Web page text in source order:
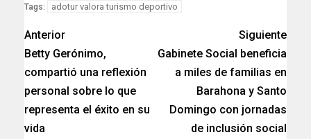
Tags: adotur valora turismo deportivo
Anterior
Betty Gerónimo,
compartió una reflexión
personal sobre lo que
representa el éxito en su
vida
Siguiente
Gabinete Social beneficia
a miles de familias en
Barahona y Santo
Domingo con jornadas
de inclusión social